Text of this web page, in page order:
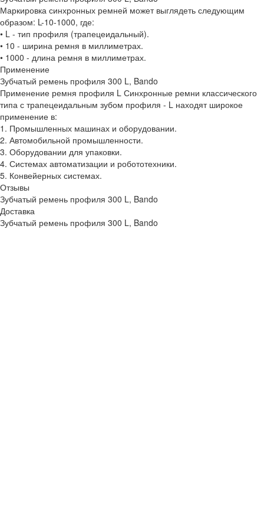
Маркировка синхронных ремней может выглядеть следующим
образом: L-10-1000, где:
• L - тип профиля (трапецеидальный).
• 10 - ширина ремня в миллиметрах.
• 1000 - длина ремня в миллиметрах.
Применение
Зубчатый ремень профиля 300 L, Bando
Применение ремня профиля L Синхронные ремни классического
типа с трапецеидальным зубом профиля - L находят широкое
применение в:
1. Промышленных машинах и оборудовании.
2. Автомобильной промышленности.
3. Оборудовании для упаковки.
4. Системах автоматизации и робототехники.
5. Конвейерных системах.
Отзывы
Зубчатый ремень профиля 300 L, Bando
Доставка
Зубчатый ремень профиля 300 L, Bando